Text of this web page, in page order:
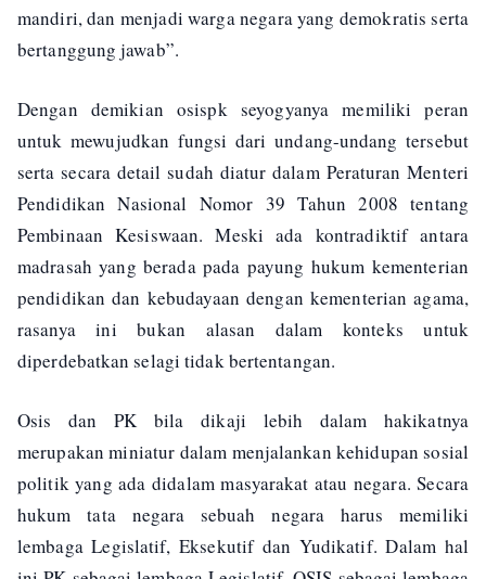
mandiri, dan menjadi warga negara yang demokratis serta
bertanggung jawab”.
Dengan demikian osispk seyogyanya memiliki peran
untuk mewujudkan fungsi dari undang-undang tersebut
serta secara detail sudah diatur dalam Peraturan Menteri
Pendidikan Nasional Nomor 39 Tahun 2008 tentang
Pembinaan Kesiswaan. Meski ada kontradiktif antara
madrasah yang berada pada payung hukum kementerian
pendidikan dan kebudayaan dengan kementerian agama,
rasanya ini bukan alasan dalam konteks untuk
diperdebatkan selagi tidak bertentangan.
Osis dan PK bila dikaji lebih dalam hakikatnya
merupakan miniatur dalam menjalankan kehidupan sosial
politik yang ada didalam masyarakat atau negara. Secara
hukum tata negara sebuah negara harus memiliki
lembaga Legislatif, Eksekutif dan Yudikatif. Dalam hal